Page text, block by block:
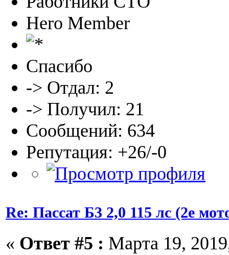
Hero Member
Спасибо
-> Отдал: 2
-> Получил: 21
Сообщений: 634
Репутация: +26/-0
Re: Пассат Б3 2,0 115 лс (2е
« Ответ #5 : Марта 19,